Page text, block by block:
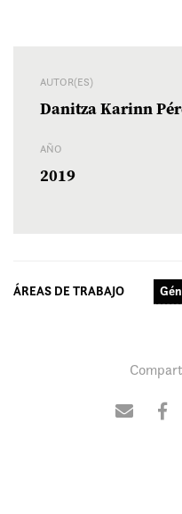
AUTOR(ES)
Danitza Karinn
AÑO
2019
ÁREAS DE TRABAJO